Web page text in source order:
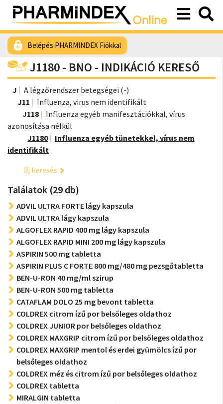
Belépés PHARMINDEX Fiókkal
J1180 - BNO - INDIKÁCIÓ KERESŐ
J
A légzőrendszer betegségei (-)
J11
Influenza, virus nem identifikált
J118
Influenza egyéb manifesztációkkal, vírus
azonosítása nélkül
J1180
Influenza egyéb tünetekkel, vírus nem
identifikált
Új keresés
Találatok (29 db)
ADVIL ULTRA FORTE lágy kapszula
ADVIL ULTRA lágy kapszula
ALGOFLEX RAPID 400 mg lágy kapszula
ALGOFLEX RAPID MINI 200 mg lágy kapszula
ASPIRIN 500 mg tabletta
ASPIRIN PLUS C FORTE 800 mg/480 mg pezsgőtabletta
BEN-U-RON 40 mg/ml szirup
BEN-U-RON 500 mg tabletta
CATAFLAM DOLO 25 mg bevont tabletta
COLDREX citrom ízű por belsőleges oldathoz
COLDREX JUNIOR por belsőleges oldathoz
COLDREX MAXGRIP citrom ízű por belsőleges oldathoz
COLDREX MAXGRIP mentol és erdei gyümölcs ízű por
belsőleges oldathoz
COLDREX méz és citrom ízű por belsőleges oldathoz
COLDREX tabletta
MIRALGIN tabletta